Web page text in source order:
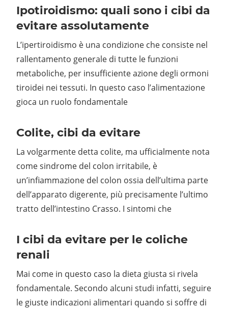
Ipotiroidismo: quali sono i cibi da
evitare assolutamente
L’ipertiroidismo è una condizione che consiste nel
rallentamento generale di tutte le funzioni
metaboliche, per insufficiente azione degli ormoni
tiroidei nei tessuti. In questo caso l’alimentazione
gioca un ruolo fondamentale
Colite, cibi da evitare
La volgarmente detta colite, ma ufficialmente nota
come sindrome del colon irritabile, è
un’infiammazione del colon ossia dell’ultima parte
dell’apparato digerente, più precisamente l’ultimo
tratto dell’intestino Crasso. I sintomi che
I cibi da evitare per le coliche
renali
Mai come in questo caso la dieta giusta si rivela
fondamentale. Secondo alcuni studi infatti, seguire
le giuste indicazioni alimentari quando si soffre di